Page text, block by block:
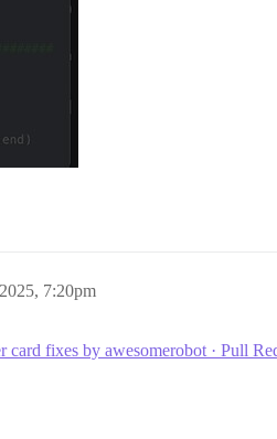
7:20pm
card fixes by awesomerobot · Pull